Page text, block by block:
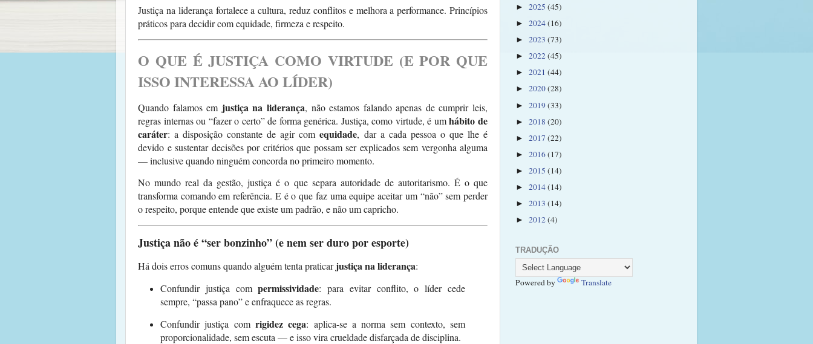
Justiça na liderança fortalece a cultura, reduz conflitos e melhora a performance. Princípios
práticos para decidir com equidade, firmeza e respeito.
O QUE É JUSTIÇA COMO VIRTUDE (E POR QUE
ISSO INTERESSA AO LÍDER)
Quando falamos em justiça na liderança, não estamos falando apenas de cumprir leis,
regras internas ou “fazer o certo” de forma genérica. Justiça, como virtude, é umhábito de
caráter: a disposição constante de agir comequidade, dar a cada pessoa o que lhe é
devido e sustentar decisões por critérios que possam ser explicados sem vergonha alguma
— inclusive quando ninguém concorda no primeiro momento.
No mundo real da gestão, justiça é o que separa autoridade de autoritarismo. É o que
transforma comando em referência. E é o que faz uma equipe aceitar um “não” sem perder
o respeito, porque entende que existe um padrão, e não um capricho.
Justiça não é “ser bonzinho” (e nem ser duro por esporte)
Há dois erros comuns quando alguém tenta praticarjustiça na liderança:
Confundir justiça compermissividade: para evitar conflito, o líder cede
sempre, “passa pano” e enfraquece as regras.
Confundir justiça com rigidez cega: aplica-se a norma sem contexto, sem
proporcionalidade, sem escuta — e isso vira crueldade disfarçada de disciplina.
► 2025 (45)
► 2024(16)
► 2023 (73)
► 2022(45)
► 2021 (44)
► 2020(28)
► 2019(33)
► 2018 (20)
► 2017 (22)
► 2016(17)
► 2015 (14)
► 2014(14)
► 2013 (14)
► 2012(4)
TRADUÇÃO
Powered by Translate